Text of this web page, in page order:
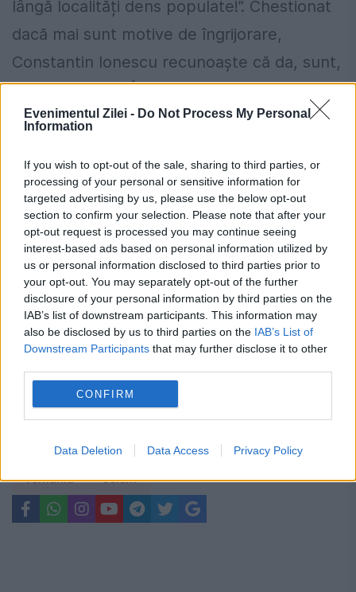
Evenimentul Zilei - Do Not Process My Personal
Information
If you wish to opt-out of the sale, sharing to third parties, or
processing of your personal or sensitive information for
targeted advertising by us, please use the below opt-out
section to confirm your selection. Please note that after your
opt-out request is processed you may continue seeing
interest-based ads based on personal information utilized by
us or personal information disclosed to third parties prior to
your opt-out. You may separately opt-out of the further
disclosure of your personal information by third parties on the
IAB’s list of downstream participants. This information may
also be disclosed by us to third parties on the IAB’s List of
Downstream Participants that may further disclose it to other
CONFIRM
Data Deletion Data Access Privacy Policy
lângă localități dens populate!”. Chestionat
dacă mai sunt motive de îngrijorare,
Constantin Ionescu recunoaște că da, sunt,
dar nu majore: „În următoarele două luni, în
Apenini se pot produce replici, dar nu de
nu se liniștesc astăzi!”.
Românii care au muncit peste 25 de ani
pot primi mai mulți bani la pensie. Cum
funcționează calculul ascuns în puncte
România, în pericol de blackout? Expert
în energie: „Trebuie să accelerăm cât se
poate de repede acele investiții”
Constantin Ionescu cutremur italia
romania seism